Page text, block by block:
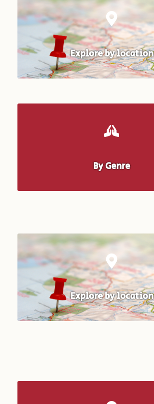
Explore by location
By Genre
Explore by location